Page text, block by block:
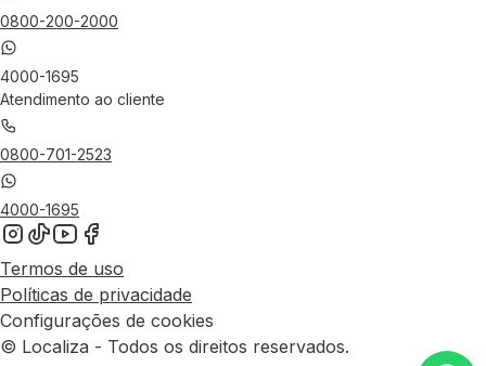
0800-200-2000
4000-1695
Atendimento ao cliente
0800-701-2523
4000-1695
Termos de uso
Políticas de privacidade
Configurações de cookies
© Localiza - Todos os direitos reservados.